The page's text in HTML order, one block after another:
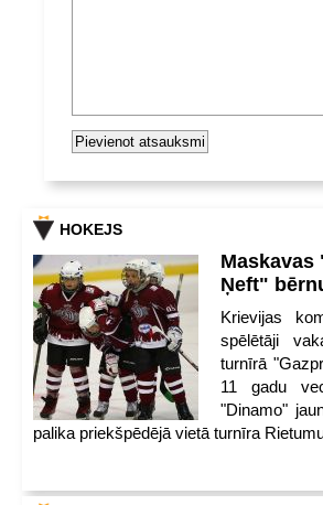
HOKEJS
Ņeft"
Krievijas
spēlētāji
turnīrā
11 gadu
"Dinamo"
palika priekšpēdējā vietā turnīra